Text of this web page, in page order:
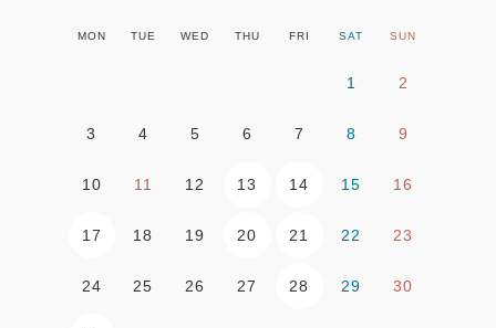
MON TUE WED THU FRI SAT SUN
1 2
3 4 5 6 7 8 9
10 11 12 13 14 15 16
17 18 19 20 21 22 23
24 25 26 27 28 29 30